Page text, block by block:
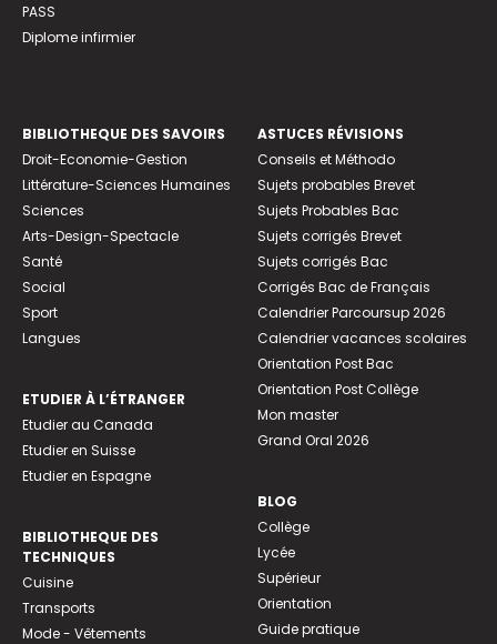
PASS
Diplome infirmier
BIBLIOTHEQUE DES SAVOIRS
Droit-Economie-Gestion
Littérature-Sciences Humaines
Sciences
Arts-Design-Spectacle
Santé
Social
Sport
Langues
ETUDIER À L’ÉTRANGER
Etudier au Canada
Etudier en Suisse
Etudier en Espagne
BIBLIOTHEQUE DES
TECHNIQUES
Cuisine
Transports
Mode - Vêtements
ASTUCES RÉVISIONS
Conseils et Méthodo
Sujets probables Brevet
Sujets Probables Bac
Sujets corrigés Brevet
Sujets corrigés Bac
Corrigés Bac de Français
Calendrier Parcoursup 2026
Calendrier vacances scolaires
Orientation Post Bac
Orientation Post Collège
Mon master
Grand Oral 2026
BLOG
Collège
Lycée
Supérieur
Orientation
Guide pratique